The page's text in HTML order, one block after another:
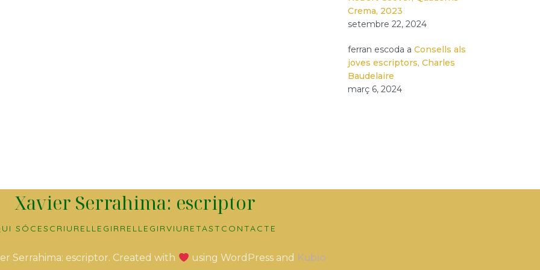
Crema, 2023
setembre 22, 2024
ferran escoda a Consells als
joves escriptors, Charles
Baudelaire
març 6, 2024
Xavier Serrahima: escriptor
SÓC ESCRIURE LLEGIRRELLEGIRVIURETAST CONTACTE
Serrahima: escriptor. Created with using WordPress and Kubio